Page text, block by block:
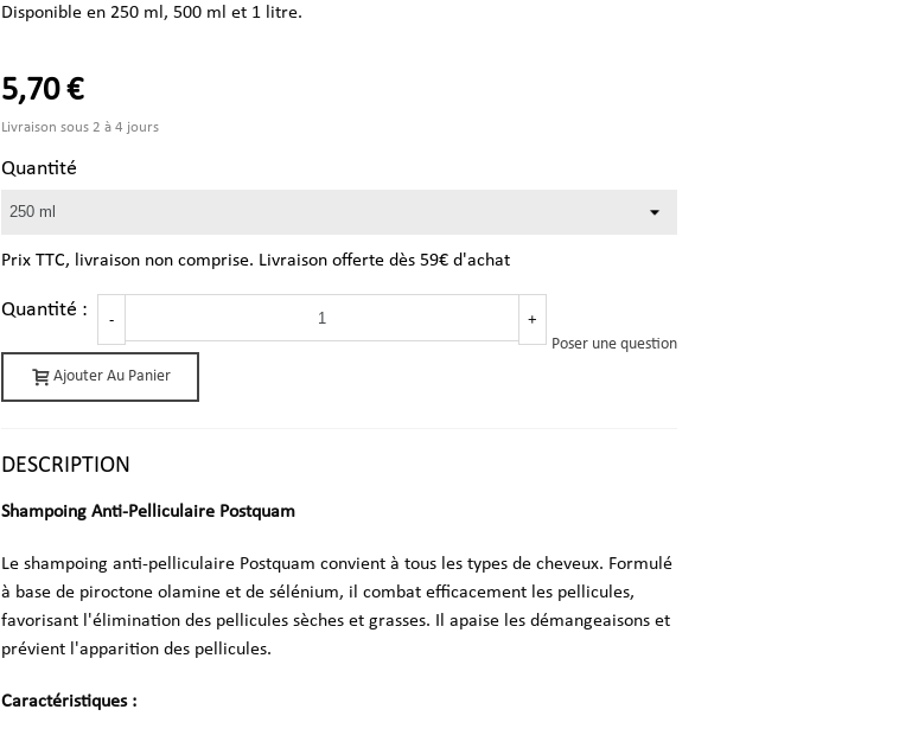
Disponible en 250 ml, 500 ml et 1 litre.
5,70 €
Livraison sous 2 à 4 jours
Quantité
Prix TTC, livraison non comprise. Livraison offerte dès 59€ d'achat
Quantité : - +
Ajouter Au Panier
Poser une question
DESCRIPTION
Shampoing Anti-Pelliculaire Postquam
Le shampoing anti-pelliculaire Postquam convient à tous les types de cheveux. Formulé
à base de piroctone olamine et de sélénium, il combat efficacement les pellicules,
favorisant l'élimination des pellicules sèches et grasses. Il apaise les démangeaisons et
prévient l'apparition des pellicules.
Caractéristiques :